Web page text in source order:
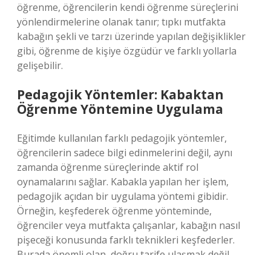
öğrenme, öğrencilerin kendi öğrenme süreçlerini
yönlendirmelerine olanak tanır; tıpkı mutfakta
kabağın şekli ve tarzı üzerinde yapılan değişiklikler
gibi, öğrenme de kişiye özgüdür ve farklı yollarla
gelişebilir.
Pedagojik Yöntemler: Kabaktan
Öğrenme Yöntemine Uygulama
Eğitimde kullanılan farklı pedagojik yöntemler,
öğrencilerin sadece bilgi edinmelerini değil, aynı
zamanda öğrenme süreçlerinde aktif rol
oynamalarını sağlar. Kabakla yapılan her işlem,
pedagojik açıdan bir uygulama yöntemi gibidir.
Örneğin, keşfederek öğrenme yönteminde,
öğrenciler veya mutfakta çalışanlar, kabağın nasıl
pişeceği konusunda farklı teknikleri keşfederler.